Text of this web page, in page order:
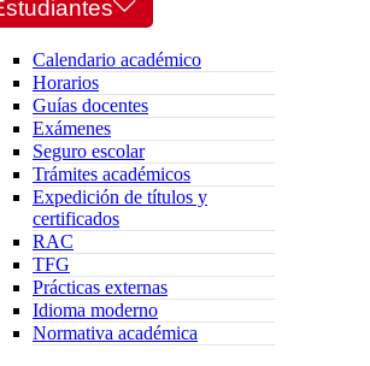
Calendario académico
Horarios
Guías docentes
Exámenes
Seguro escolar
Trámites académicos
Expedición de títulos y
certificados
RAC
TFG
Prácticas externas
Idioma moderno
Normativa académica